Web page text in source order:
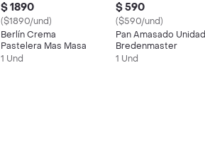
$ 1890
($1890/und)
Berlín Crema
Pastelera Mas Masa
1 Und
$ 590
($590/und)
Pan Amasado Unidad
Bredenmaster
1 Und